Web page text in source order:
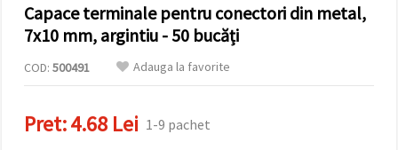
marketing.
Puteți fi de
acord să
toate
cookie -
clic pe
"acceptati
Capace terminale pentru conectori din metal,
7x10 mm, argintiu - 50 bucăți
COD: 500491 Adauga la favorite
Pret:4.68 Lei 1-9 pachet